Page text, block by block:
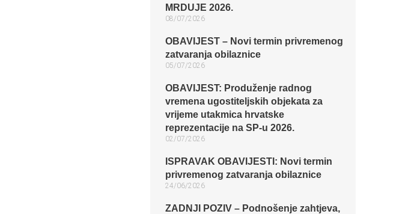
MRDUJE 2026.
08/07/2026
OBAVIJEST – Novi termin privremenog
zatvaranja obilaznice​
05/07/2026
OBAVIJEST: Produženje radnog
vremena ugostiteljskih objekata za
vrijeme utakmica hrvatske
reprezentacije na SP-u 2026.
02/07/2026
ISPRAVAK OBAVIJESTI: Novi termin
privremenog zatvaranja obilaznice​
24/06/2026
ZADNJI POZIV – Podnošenje zahtjeva,